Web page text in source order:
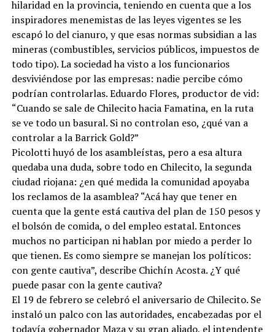
hilaridad en la provincia, teniendo en cuenta que a los
inspiradores menemistas de las leyes vigentes se les
escapó lo del cianuro, y que esas normas subsidian a las
mineras (combustibles, servicios públicos, impuestos de
todo tipo). La sociedad ha visto a los funcionarios
desviviéndose por las empresas: nadie percibe cómo
podrían controlarlas. Eduardo Flores, productor de vid:
“Cuando se sale de Chilecito hacia Famatina, en la ruta
se ve todo un basural. Si no controlan eso, ¿qué van a
controlar a la Barrick Gold?”
Picolotti huyó de los asambleístas, pero a esa altura
quedaba una duda, sobre todo en Chilecito, la segunda
ciudad riojana: ¿en qué medida la comunidad apoyaba
los reclamos de la asamblea? “Acá hay que tener en
cuenta que la gente está cautiva del plan de 150 pesos y
el bolsón de comida, o del empleo estatal. Entonces
muchos no participan ni hablan por miedo a perder lo
que tienen. Es como siempre se manejan los políticos:
con gente cautiva”, describe Chichín Acosta. ¿Y qué
puede pasar con la gente cautiva?
El 19 de febrero se celebró el aniversario de Chilecito. Se
instaló un palco con las autoridades, encabezadas por el
todavía gobernador Maza y su gran aliado, el intendente